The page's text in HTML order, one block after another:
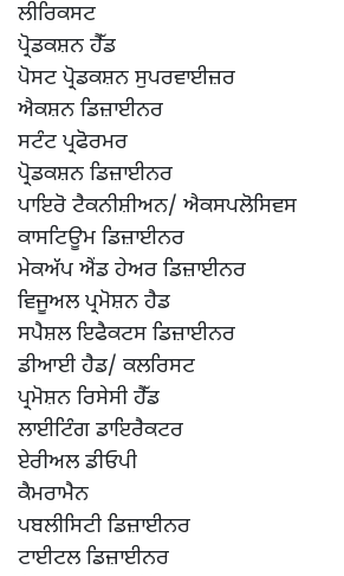
ਲੀਰਿਕਸਟ
ਪ੍ਰੋਡਕਸ਼ਨ ਹੈੱਡ
ਪੋਸਟ ਪ੍ਰੋਡਕਸ਼ਨ ਸੁਪਰਵਾਈਜ਼ਰ
ਐਕਸ਼ਨ ਡਿਜ਼ਾਈਨਰ
ਸਟੰਟ ਪ੍ਰਫੋਰਮਰ
ਪ੍ਰੋਡਕਸ਼ਨ ਡਿਜ਼ਾਈਨਰ
ਪਾਇਰੋ ਟੈਕਨੀਸ਼ੀਅਨ/ ਐਕਸਪਲੋਸਿਵਸ
ਕਾਸਟਿਊਮ ਡਿਜ਼ਾਈਨਰ
ਮੇਕਅੱਪ ਐਂਡ ਹੇਅਰ ਡਿਜ਼ਾਈਨਰ
ਵਿਜੂਅਲ ਪ੍ਰਮੋਸ਼ਨ ਹੈਡ
ਸਪੈਸ਼ਲ ਇਫੈਕਟਸ ਡਿਜ਼ਾਈਨਰ
ਡੀਆਈ ਹੈਡ/ ਕਲਰਿਸਟ
ਪ੍ਰਮੋਸ਼ਨ ਰਿਸੇਸੀ ਹੈੱਡ
ਲਾਈਟਿੰਗ ਡਾਇਰੈਕਟਰ
ਏਰੀਅਲ ਡੀਓਪੀ
ਕੈਮਰਾਮੈਨ
ਪਬਲੀਸਿਟੀ ਡਿਜ਼ਾਈਨਰ
ਟਾਈਟਲ ਡਿਜ਼ਾਈਨਰ